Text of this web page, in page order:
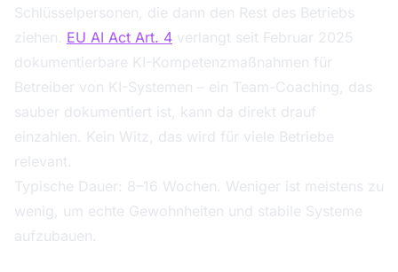
Schlüsselpersonen, die dann den Rest des Betriebs
ziehen. EU AI Act Art. 4 verlangt seit Februar 2025
dokumentierbare KI-Kompetenzmaßnahmen für
Betreiber von KI-Systemen – ein Team-Coaching, das
sauber dokumentiert ist, kann da direkt drauf
einzahlen. Kein Witz, das wird für viele Betriebe
relevant.
Typische Dauer: 8–16 Wochen. Weniger ist meistens zu
wenig, um echte Gewohnheiten und stabile Systeme
aufzubauen.